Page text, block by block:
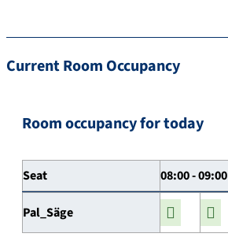
Current Room Occupancy
Room occupancy for today
Seat 08:00 - 09:00
Pal_Säge